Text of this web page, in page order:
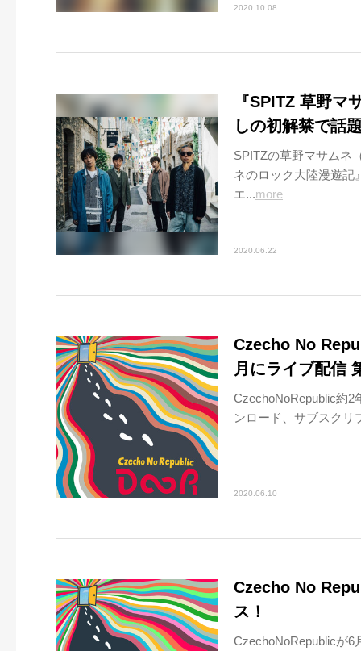
2020.10.08
『SPITZ 草野マ
しの初解禁で話
SPITZの草野マサムネ
ネのロック大陸漫遊記
エ...more
2020.06.22
Czecho No
月にライブ配信
CzechoNoRepublic約2
ンロード、サブスクリ
2020.06.10
Czecho No
ス！
CzechoNoRepublicが6